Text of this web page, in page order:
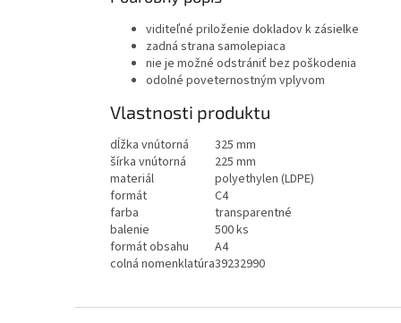
viditeľné priloženie dokladov k zásielke
zadná strana samolepiaca
nie je možné odstrániť bez poškodenia
odolné poveternostným vplyvom
Vlastnosti produktu
dĺžka vnútorná
325 mm
šírka vnútorná
225 mm
materiál
polyethylen (LDPE)
formát
C4
farba
transparentné
balenie
500 ks
formát obsahu
A4
colná nomenklatúra39232990